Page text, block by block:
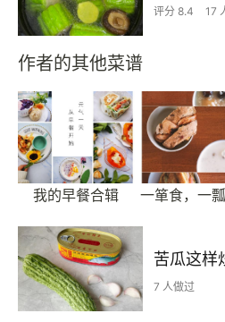
评分 8.4 17
作者的其他菜谱
我的早餐合辑
苦瓜这样
7 人做过